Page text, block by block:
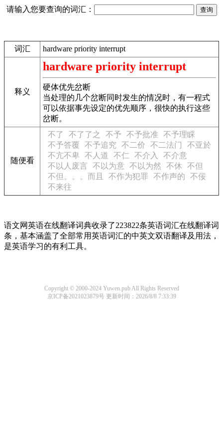
请输入您要查询的词汇：
词汇 hardware priority interrupt
释义
hardware priority interrupt
硬体优先岔断
当处理的几个岔断同时发生的情况时，有一程式
可以依据事先设定的优先顺序，很快的执行这些
岔断。
随便看
不了 不了了之 不予 不予批准
不予理睬
不予答覆
不予追究 不二价 不二法门
不亚於
不亢不卑 不人道 不仁 不介入
不介意
不以人废言
不以为意 不以为然 不休
不但
不但。。。而且
不作为犯罪 不作声的
不佞
不来往
语文网英语在线翻译词典收录了223822条英语词汇在线翻译词
条，基本涵盖了全部常用英语词汇的中英文双语翻译及用法，
是英语学习的有利工具。
Copyright © 2000-2024 Yuwen.pub All Rights Reserved
京ICP备2021023879号更新时间：2026/8/8 7:33:39